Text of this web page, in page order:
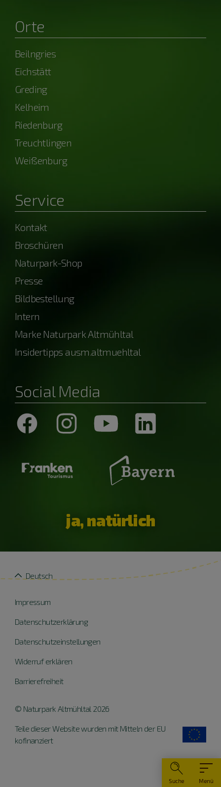
Menü
Suche
Orte
Beilngries
Eichstätt
Greding
Kelheim
Riedenburg
Treuchtlingen
Weißenburg
Service
Kontakt
Broschüren
Naturpark-Shop
Presse
Bildbestellung
Intern
Marke Naturpark Altmühltal
Insidertipps ausm.altmuehltal
Social Media
ja, natürlich
Impressum
Datenschutzerklärung
Datenschutzeinstellungen
Widerruf erklären
Barrierefreiheit
Deutsch
© Naturpark Altmühltal 2026
Teile dieser Website wurden mit Mitteln der EU
kofinanziert